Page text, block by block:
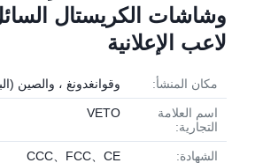
وشاشات الكريستال
لاعب الإعلانية
مكان المنشأ: وقوانغدونغ ، والصين
اسم العلامة
التجارية:
VETO
الشهادة: CCC、FCC、CE